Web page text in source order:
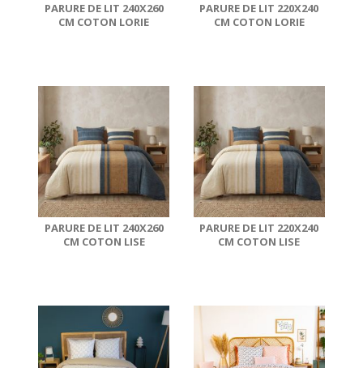
PARURE DE LIT 240X260
CM COTON LORIE
PARURE DE LIT 220X240
CM COTON LORIE
PARURE DE LIT 240X260
CM COTON LISE
PARURE DE LIT 220X240
CM COTON LISE